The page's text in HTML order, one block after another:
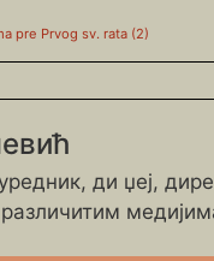
pre Prvog sv. rata (2)
ди џеј,